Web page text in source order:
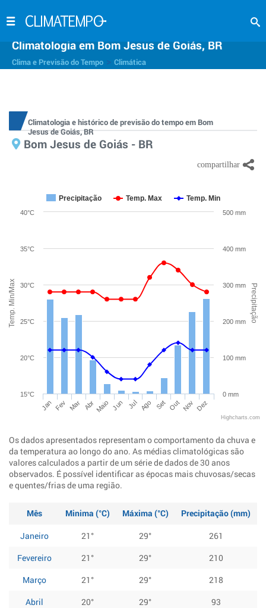
Climatologia em Bom Jesus de Goiás, BR
Clima e Previsão do Tempo Climática
Climatologia e histórico de previsão do tempo em Bom
Jesus de Goiás, BR
Bom Jesus de Goiás - BR
Temp. Min/Max Precipitação
Precipitação Temp. Max Temp. Min
Jan Fev Mar Abr Maio Jun Jul Ago Set Out Nov Dez
15°C
20°C
25°C
30°C
35°C
40°C
0 mm
100 mm
200 mm
300 mm
400 mm
500 mm
Highcharts.com
Os dados apresentados representam o comportamento da chuva e
da temperatura ao longo do ano. As médias climatológicas são
valores calculados a partir de um série de dados de 30 anos
observados. É possível identificar as épocas mais chuvosas/secas
e quentes/frias de uma região.
Mês Minima (°C) Máxima (°C)
Precipitação (mm)
Janeiro
21° 29°
261
Fevereiro
21° 29°
210
Março
21° 29°
218
Abril
20° 29°
93